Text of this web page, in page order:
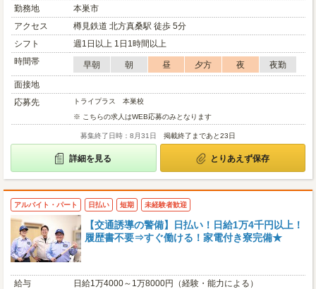
勤務地
本巣市
アクセス
樽見鉄道 北方真桑駅 徒歩 5分
シフト
週1日以上 1日1時間以上
時間帯
早朝 朝 昼 夕方 夜
夜勤
面接地
応募先
トライプラス 本巣校
※ こちらの求人はWEB応募のみとなります
募集終了日時：8月31日 掲載終了まであと23日
詳細を見る とりあえず保存
アルバイト・パート 日払い 短期 未経験者歓迎
【交通誘導の警備】日払い！日給1万4千円以上！
履歴書不要⇒すぐ働ける！家電付き寮完備★
給与
日給1万4000～1万8000円（経験・能力による）